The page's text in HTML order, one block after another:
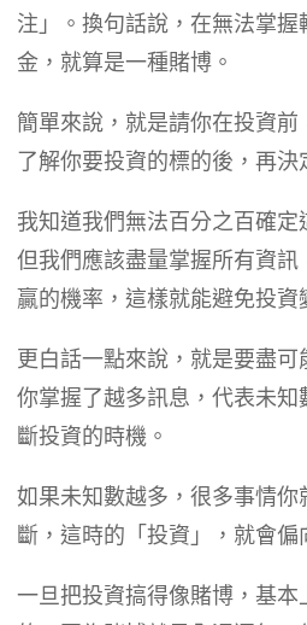
注」。換句話說，在無法掌
金，就算是一種賭博。
簡單來說，就是請你在投資
了解你要投資的標的後，再決
我知道我們無法百分之百確定
但我們應該盡量掌握所有資
贏的機率，這樣就能避免投資
更白話一點來說，就是要盡
你掌握了越多訊息，代表未知
斷投資的時機。
如果未知數越多，很多事情你
斷，這時的「投資」，就會偏
一旦把投資搞得像賭博，基本